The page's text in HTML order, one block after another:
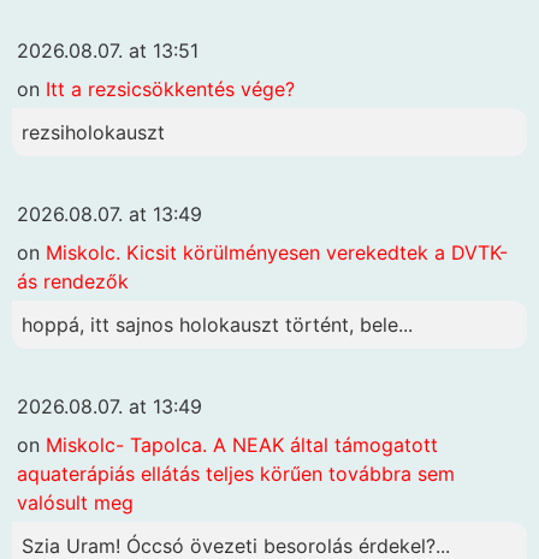
2026.08.07. at 13:51
on Itt a rezsicsökkentés vége?
rezsiholokauszt
2026.08.07. at 13:49
on Miskolc. Kicsit körülményesen verekedtek a DVTK-
ás rendezők
hoppá, itt sajnos holokauszt történt, bele...
2026.08.07. at 13:49
on Miskolc- Tapolca. A NEAK által támogatott
aquaterápiás ellátás teljes körűen továbbra sem
valósult meg
Szia Uram! Óccsó övezeti besorolás érdekel?...